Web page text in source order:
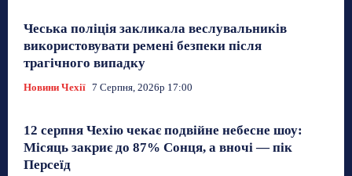
Чеська поліція закликала веслувальників
використовувати ремені безпеки після
трагічного випадку
Новини Чехії 7 Серпня, 2026р 17:00
12 серпня Чехію чекає подвійне небесне шоу:
Місяць закриє до 87% Сонця, а вночі — пік
Персеїд